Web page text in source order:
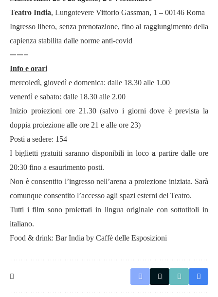
Teatro India, Lungotevere Vittorio Gassman, 1 – 00146 Roma
Ingresso libero, senza prenotazione, fino al raggiungimento della
capienza stabilita dalle norme anti-covid
——–
Info e orari
mercoledì, giovedì e domenica: dalle 18.30 alle 1.00
venerdì e sabato: dalle 18.30 alle 2.00
Inizio proiezioni ore 21.30 (salvo i giorni dove è prevista la
doppia proiezione alle ore 21 e alle ore 23)
Posti a sedere: 154
I biglietti gratuiti saranno disponibili in loco a partire dalle ore
20:30 fino a esaurimento posti.
Non è consentito l’ingresso nell’arena a proiezione iniziata. Sarà
comunque consentito l’accesso agli spazi esterni del Teatro.
Tutti i film sono proiettati in lingua originale con sottotitoli in
italiano.
Food & drink: Bar India by Caffè delle Esposizioni